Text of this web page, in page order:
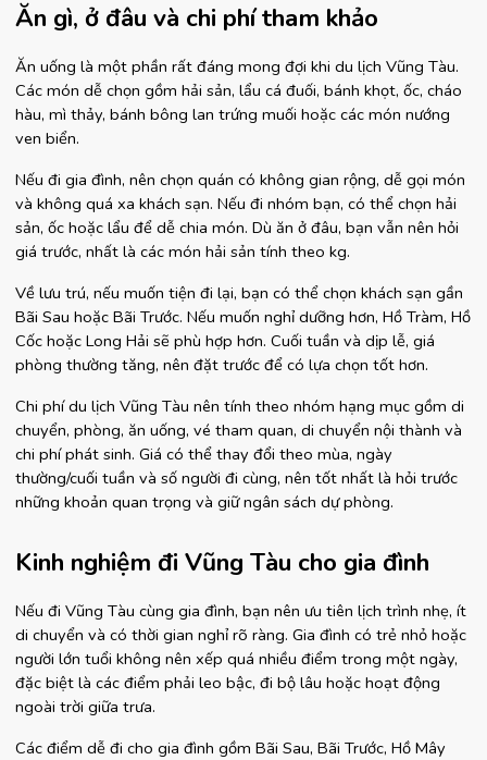
Ăn gì, ở đâu và chi phí tham khảo
Ăn uống là một phần rất đáng mong đợi khi du lịch Vũng Tàu.
Các món dễ chọn gồm hải sản, lẩu cá đuối, bánh khọt, ốc, cháo
hàu, mì thảy, bánh bông lan trứng muối hoặc các món nướng
ven biển.
Nếu đi gia đình, nên chọn quán có không gian rộng, dễ gọi món
và không quá xa khách sạn. Nếu đi nhóm bạn, có thể chọn hải
sản, ốc hoặc lẩu để dễ chia món. Dù ăn ở đâu, bạn vẫn nên hỏi
giá trước, nhất là các món hải sản tính theo kg.
Về lưu trú, nếu muốn tiện đi lại, bạn có thể chọn khách sạn gần
Bãi Sau hoặc Bãi Trước. Nếu muốn nghỉ dưỡng hơn, Hồ Tràm, Hồ
Cốc hoặc Long Hải sẽ phù hợp hơn. Cuối tuần và dịp lễ, giá
phòng thường tăng, nên đặt trước để có lựa chọn tốt hơn.
Chi phí du lịch Vũng Tàu nên tính theo nhóm hạng mục gồm di
chuyển, phòng, ăn uống, vé tham quan, di chuyển nội thành và
chi phí phát sinh. Giá có thể thay đổi theo mùa, ngày
thường/cuối tuần và số người đi cùng, nên tốt nhất là hỏi trước
những khoản quan trọng và giữ ngân sách dự phòng.
Kinh nghiệm đi Vũng Tàu cho gia đình
Nếu đi Vũng Tàu cùng gia đình, bạn nên ưu tiên lịch trình nhẹ, ít
di chuyển và có thời gian nghỉ rõ ràng. Gia đình có trẻ nhỏ hoặc
người lớn tuổi không nên xếp quá nhiều điểm trong một ngày,
đặc biệt là các điểm phải leo bậc, đi bộ lâu hoặc hoạt động
ngoài trời giữa trưa.
Các điểm dễ đi cho gia đình gồm Bãi Sau, Bãi Trước, Hồ Mây